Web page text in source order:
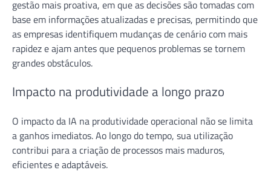
gestão mais proativa, em que as decisões são tomadas com
base em informações atualizadas e precisas, permitindo que
as empresas identifiquem mudanças de cenário com mais
rapidez e ajam antes que pequenos problemas se tornem
grandes obstáculos.
Impacto na produtividade a longo prazo
O impacto da IA na produtividade operacional não se limita
a ganhos imediatos. Ao longo do tempo, sua utilização
contribui para a criação de processos mais maduros,
eficientes e adaptáveis.